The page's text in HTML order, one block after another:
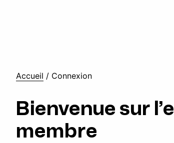
Accueil / Connexion
Bienvenue sur
membre